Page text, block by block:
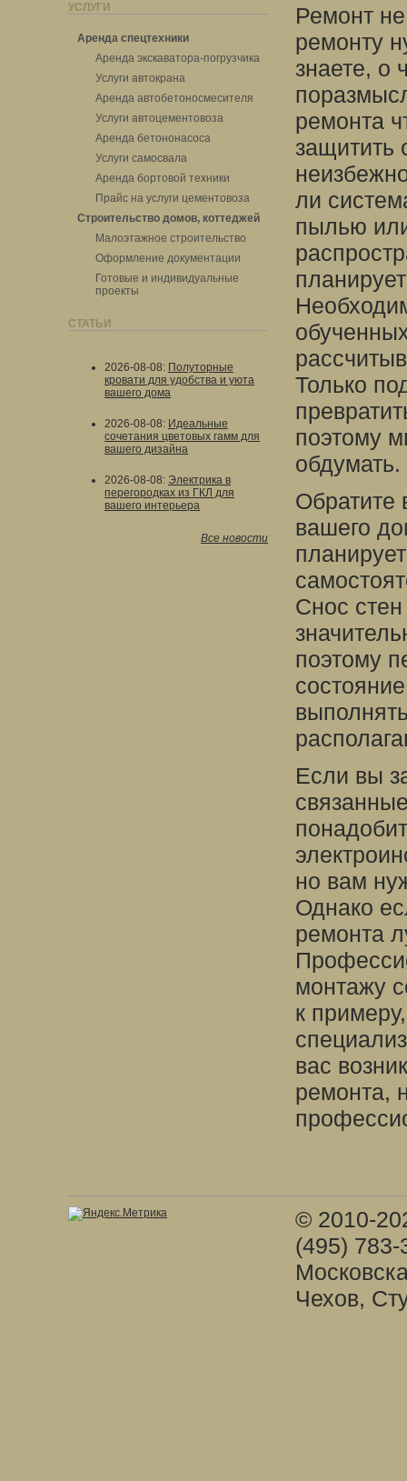
УСЛУГИ
Аренда спецтехники
Аренда экскаватора-погрузчика
Услуги автокрана
Аренда автобетоносмесителя
Услуги автоцементовоза
Аренда бетононасоса
Услуги самосвала
Аренда бортовой техники
Прайс на услуги цементовоза
Строительство домов, коттеджей
Малоэтажное строительство
Оформление документации
Готовые и индивидуальные
проекты
СТАТЬИ
2026-08-08: Полуторные
кровати для удобства и уюта
вашего дома
2026-08-08: Идеальные
сочетания цветовых гамм для
вашего дизайна
2026-08-08: Электрика в
перегородках из ГКЛ для
вашего интерьера
Все новости
Ремонт
ремонту
знаете, о
ремонта
защитить
ли
пылью
Только
поэтому
обдумать.
Обратите
вашего
Снос
поэтому
Если вы
но вам
Однако
ремонта
монтажу
к
вас
ремонта,
© 2010-
(495)
Чехов,